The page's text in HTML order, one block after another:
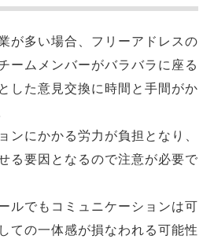
が多い場合、フリーアドレスの
ームメンバーがバラバラに座る
した意見交換に時間と手間がか
ンにかかる労力が負担となり、
る要因となるので注意が必要で
ルでもコミュニケーションは可
ての一体感が損なわれる可能性